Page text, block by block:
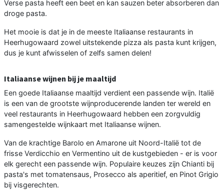
Verse pasta heeft een beet en kan sauzen beter absorberen dan
droge pasta.
Het mooie is dat je in de meeste Italiaanse restaurants in
Heerhugowaard zowel uitstekende pizza als pasta kunt krijgen,
dus je kunt afwisselen of zelfs samen delen!
Italiaanse wijnen bij je maaltijd
Een goede Italiaanse maaltijd verdient een passende wijn. Italië
is een van de grootste wijnproducerende landen ter wereld en
veel restaurants in Heerhugowaard hebben een zorgvuldig
samengestelde wijnkaart met Italiaanse wijnen.
Van de krachtige Barolo en Amarone uit Noord-Italië tot de
frisse Verdicchio en Vermentino uit de kustgebieden - er is voor
elk gerecht een passende wijn. Populaire keuzes zijn Chianti bij
pasta's met tomatensaus, Prosecco als aperitief, en Pinot Grigio
bij visgerechten.